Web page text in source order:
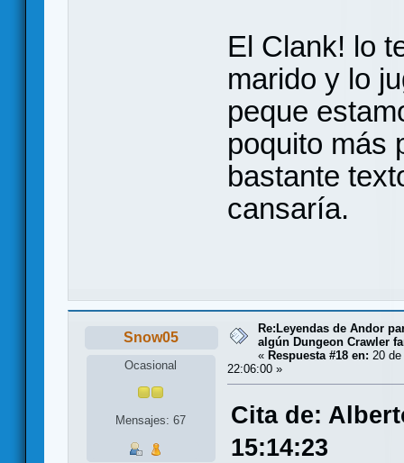
El Clank! lo
marido y lo
peque
poquito más
bastante
cansaría.
Snow05
Ocasional
Mensajes: 67
Re:Leyendas de Andor
algún Dungeon Crawler
« Respuesta #18 en: 20
22:06:00 »
Cita de:
15:14:23